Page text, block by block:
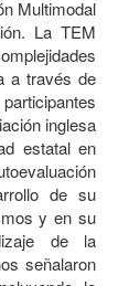
Multimodal
La TEM
a través de
inglesa
estatal en
de su
y en su
de la
señalaron